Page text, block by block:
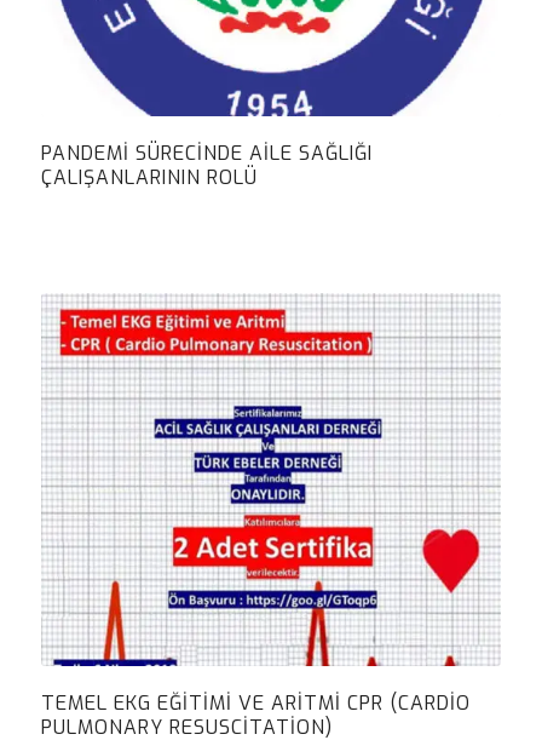
PANDEMI SÜRECINDE AILE SAĞLIĞI
ÇALIŞANLARININ ROLÜ
TEMEL EKG EĞITIMI VE ARITMI CPR (CARDIO
PULMONARY RESUSCITATION)